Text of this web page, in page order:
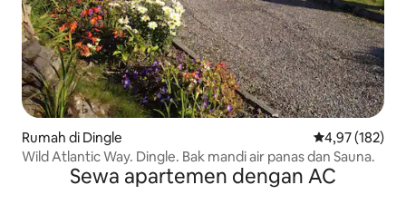
Rumah di Dingle Nilai rata-rata
4,97 (182)
Wild Atlantic Way. Dingle. Bak mandi air panas dan Sauna.
Sewa apartemen dengan AC